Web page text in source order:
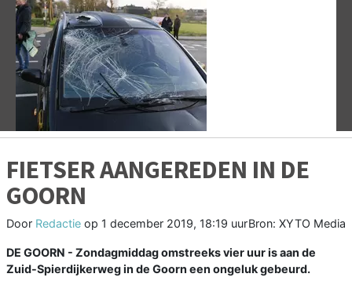
Vorige
FIETSER AANGEREDEN IN DE
GOORN
Door Redactie op 1 december 2019, 18:19 uurBron: XYTO Media
DE GOORN - Zondagmiddag omstreeks vier uur is aan de
Zuid-Spierdijkerweg in de Goorn een ongeluk gebeurd.